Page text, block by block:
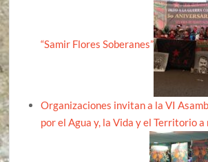
“Samir Flores Soberanes”
Organizaciones invitan a la VI
por el Agua y, la Vida y el Territorio